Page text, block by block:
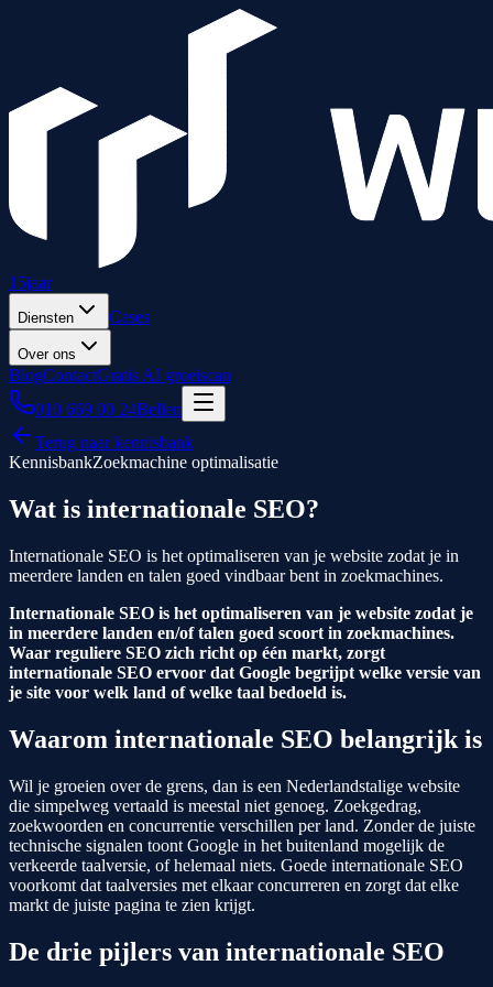
15jaar
Diensten Cases
Over ons
BlogContactGratis AI groeiscan
010 669 00 24Bellen
Terug naar kennisbank
KennisbankZoekmachine optimalisatie
Wat is internationale SEO?
Internationale SEO is het optimaliseren van je website zodat je in
meerdere landen en talen goed vindbaar bent in zoekmachines.
Internationale SEO is het optimaliseren van je website zodat je
in meerdere landen en/of talen goed scoort in zoekmachines.
Waar reguliere SEO zich richt op één markt, zorgt
internationale SEO ervoor dat Google begrijpt welke versie van
je site voor welk land of welke taal bedoeld is.
Waarom internationale SEO belangrijk is
Wil je groeien over de grens, dan is een Nederlandstalige website
die simpelweg vertaald is meestal niet genoeg. Zoekgedrag,
zoekwoorden en concurrentie verschillen per land. Zonder de juiste
technische signalen toont Google in het buitenland mogelijk de
verkeerde taalversie, of helemaal niets. Goede internationale SEO
voorkomt dat taalversies met elkaar concurreren en zorgt dat elke
markt de juiste pagina te zien krijgt.
De drie pijlers van internationale SEO